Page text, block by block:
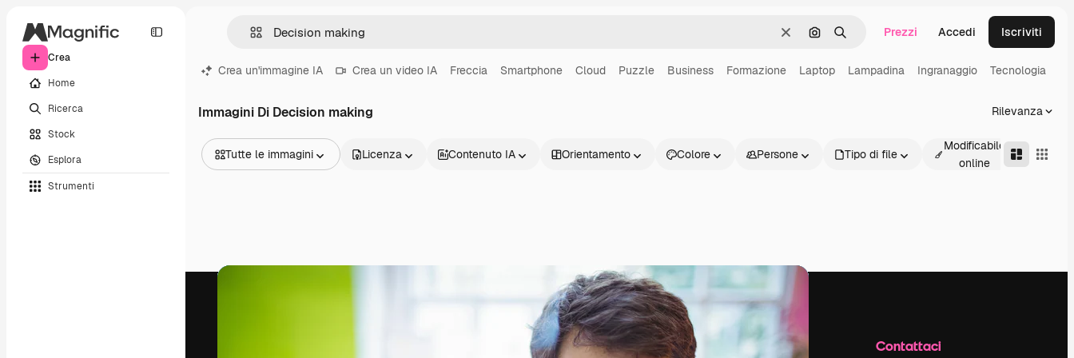
Crea
Home
Ricerca
Stock
Esplora
Strumenti
CancellaCerca per immagine
Ricerca Prezzi Accedi Iscriviti
Crea un'immagine IA Crea un video IA Freccia Smartphone Cloud Puzzle Business Formazione Laptop Lampadina Ingranaggio Tecnologia
Immagini Di Decision making Rilevanza
Tutte le immagini
Video
Licenza Contenuto IA Orientamento Colore Persone Tipo di file
Modificabile
online
Prodotti Inizia Azienda Contattaci